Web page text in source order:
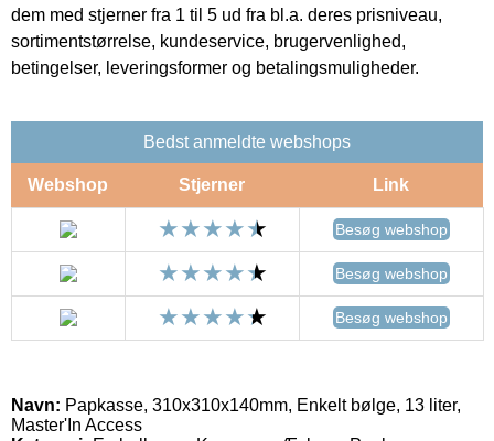
dem med stjerner fra 1 til 5 ud fra bl.a. deres prisniveau,
sortimentstørrelse, kundeservice, brugervenlighed,
betingelser, leveringsformer og betalingsmuligheder.
Bedst anmeldte webshops
Webshop Stjerner Link
Besøg webshop
Besøg webshop
Besøg webshop
Navn: Papkasse, 310x310x140mm, Enkelt bølge, 13 liter,
Master'In Access